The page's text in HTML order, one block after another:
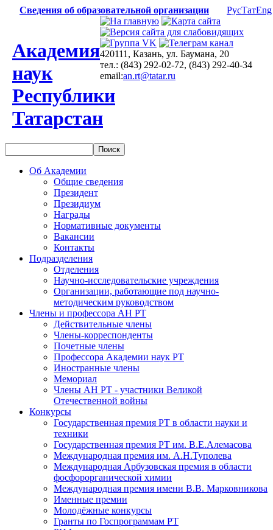
Сведения об образовательной организации РусТатEng
Академия
наук
Республики
Татарстан
420111, Казань, ул. Баумана, 20
тел.: (843) 292-02-72, (843) 292-40-34
email:an.rt@tatar.ru
Об Академии
Общие сведения
Президент
Президиум
Награды
Нормативные документы
Вакансии
Контакты
Подразделения
Отделения
Научно-исследовательские учреждения
Организации, работающие под научно-
методическим руководством
Члены и профессора АН РТ
Действительные члены
Члены-корреспонденты
Почетные члены
Профессора Академии наук РТ
Иностранные члены
Мемориал
Члены АН РТ - участники Великой
Отечественной войны
Конкурсы
Государственная премия РТ в области науки и
техники
Государственная премия РТ им. В.Е.Алемасова
Международная премия им. А.Н.Туполева
Международная Арбузовская премия в области
фосфорорганической химии
Международная премия имени В.В. Марковникова
Именные премии
Молодёжные конкурсы
Гранты по Госпрограммам РТ